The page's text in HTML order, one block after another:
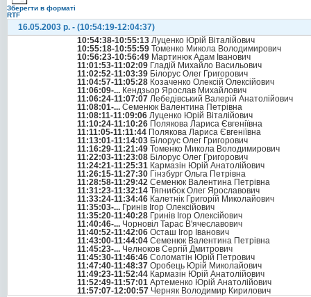
Зберегти в форматі
RTF
16.05.2003 р. - (10:54:19-12:04:37)
10:54:38-10:55:13 Луценко Юрій Віталійович
10:55:18-10:55:59 Томенко Микола Володимирович
10:56:23-10:56:49 Мартинюк Адам Іванович
11:01:53-11:02:09 Гладій Михайло Васильович
11:02:52-11:03:39 Білорус Олег Григорович
11:04:57-11:05:28 Козаченко Олексій Олексійович
11:06:09-... Кендзьор Ярослав Михайлович
11:06:24-11:07:07 Лебедівський Валерій Анатолійович
11:08:01-... Семенюк Валентина Петрівна
11:08:11-11:09:06 Луценко Юрій Віталійович
11:10:24-11:10:26 Полякова Лариса Євгеніївна
11:11:05-11:11:44 Полякова Лариса Євгеніївна
11:13:01-11:14:03 Білорус Олег Григорович
11:16:29-11:21:49 Томенко Микола Володимирович
11:22:03-11:23:08 Білорус Олег Григорович
11:24:21-11:25:31 Кармазін Юрій Анатолійович
11:26:15-11:27:30 Гінзбург Ольга Петрівна
11:28:58-11:29:42 Семенюк Валентина Петрівна
11:31:23-11:32:14 Тягнибок Олег Ярославович
11:33:24-11:34:46 Калетнік Григорій Миколайович
11:35:03-... Гринів Ігор Олексійович
11:35:20-11:40:28 Гринів Ігор Олексійович
11:40:46-... Чорновіл Тарас В'ячеславович
11:40:52-11:42:06 Осташ Ігор Іванович
11:43:00-11:44:04 Семенюк Валентина Петрівна
11:45:23-... Челноков Сергій Дмитрович
11:45:30-11:46:46 Соломатін Юрій Петрович
11:47:40-11:48:37 Оробець Юрій Миколайович
11:49:23-11:52:44 Кармазін Юрій Анатолійович
11:52:49-11:57:01 Артеменко Юрій Анатолійович
11:57:07-12:00:57 Черняк Володимир Кирилович